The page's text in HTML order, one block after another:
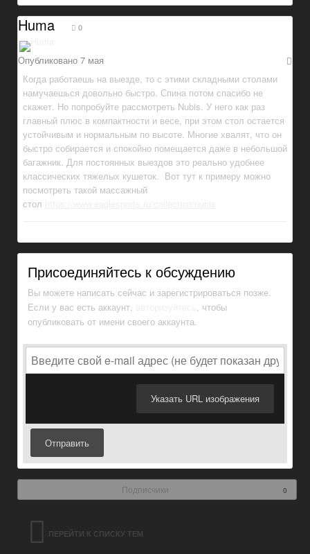
Huma 0
Опубликовано 7 мая
Когда работаешь на выезде, то с этими складными столами
намучаешься довольно быстро. Спина потом спасибо не
скажет. Но попробуйте рассмотреть Nubis. У него как раз
главный плюс в компактности и весе, при этом стол остается
устойчивым и нормальным по высоте. Многие хвалят, что он
быстро собирается и спокойно помещается даже в небольшой
багажник. Для постоянных выездов это реально удобнее
классических тяжелых кушеток. Вот тут к примеру можно
посмотреть такой массажный
стол
Присоединяйтесь к обсуждению
Вы можете написать сейчас и зарегистрироваться позже.
Если у вас есть аккаунт,
, чтобы
опубликовать от имени своего аккаунта.
Указать URL изображения
Отправить
Подписчики 0
ПЕРЕЙТИ К СПИСКУ ТЕМ